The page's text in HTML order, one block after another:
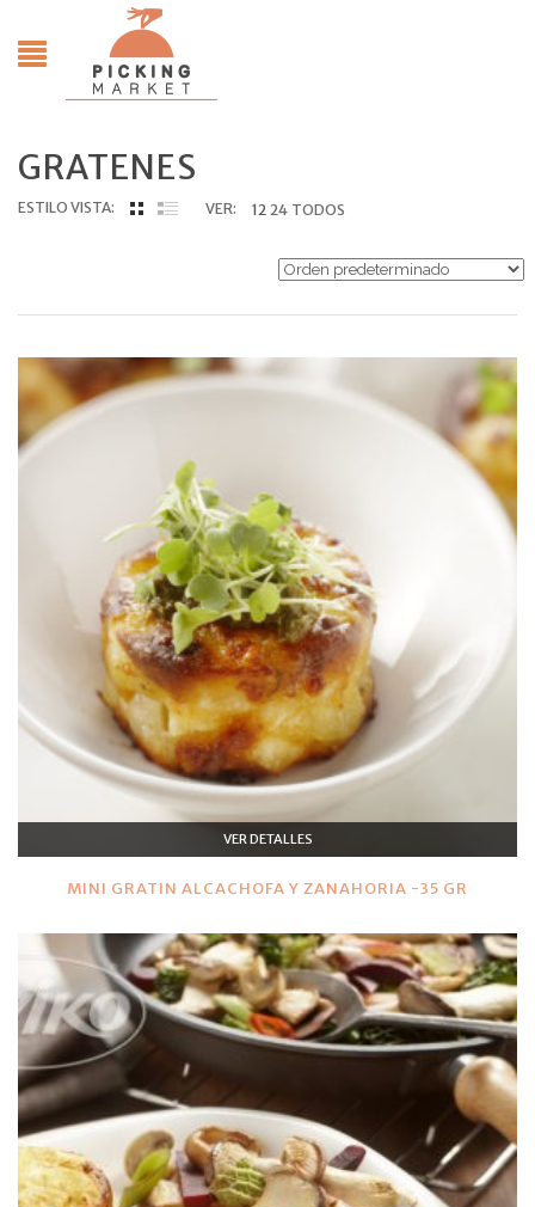
GRATENES
ESTILO VISTA: VER: 12 24 TODOS
VER DETALLES
MINI GRATIN ALCACHOFA Y ZANAHORIA -35 GR